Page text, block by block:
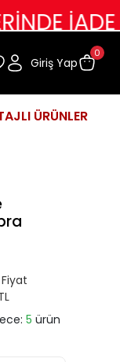
DEĞİŞİM
Giriş Yap
0
ÜRÜNLER
5 ürün